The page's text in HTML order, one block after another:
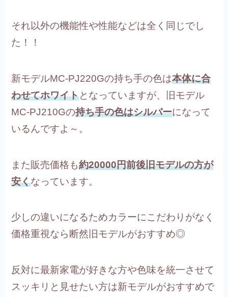
それ以外の機能性や性能などは全く同じでし
た！！
新モデルMC-PJ220Gの持ち手の色は本体に合
わせてホワイトとなっていますが、旧モデル
MC-PJ210Gの持ち手の色はシルバーになって
いるんですよ～。
また販売価格も約20000円前後旧モデルの方が
安くなっています。
少しの違いになるためカラーにこだわりがなく
価格重視なら断然旧モデルがおすすめ◎
反対に最新家電が好きな方や色味を統一させて
スッキリと見せたい方は新モデルがおすすめで